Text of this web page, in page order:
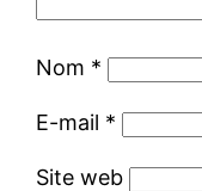
Nom *
E-mail *
Site web